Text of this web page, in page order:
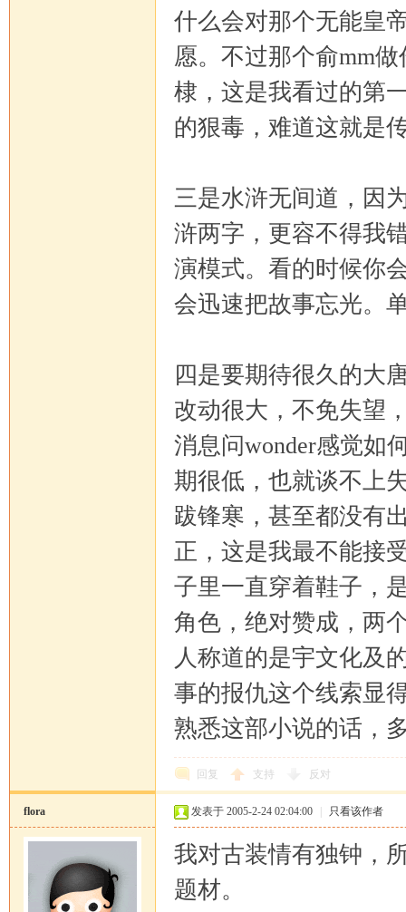
什么会对那个无能皇
愿。不过那个俞mm
棣，这是我看过的第
的狠毒，难道这就是
三是水浒无间道，因
浒两字，更容不得我
演模式。看的时候你
会迅速把故事忘光。
四是要期待很久的大
改动很大，不免失望
消息问wonder感觉如
期很低，也就谈不上
跋锋寒，甚至都没有
正，这是我最不能接
子里一直穿着鞋子，
角色，绝对赞成，两
人称道的是宇文化及
事的报仇这个线索显
熟悉这部小说的话，
回复 支持 反对
flora 发表于 2005-2-24 02:04:00 只看该作者
我对古装情有独钟，
题材。